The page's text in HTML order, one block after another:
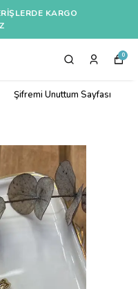
KARGO
0
Şifremi Unuttum Sayfası